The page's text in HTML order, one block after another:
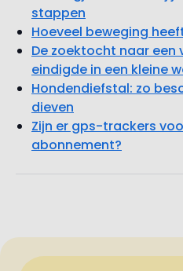
De zoektocht naar een
eindigde in een kleine
Hondendiefstal: zo
dieven
Zijn er gps-trackers
abonnement?